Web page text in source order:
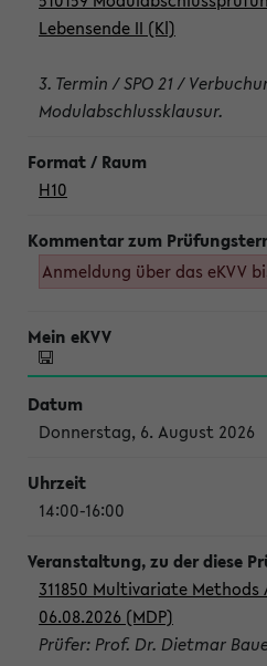
Lebensende II (Kl)
3. Termin / SPO 21 /
Modulabschlussklausur.
H10
Anmeldung über das eKVV
Donnerstag, 6. August 2026
14:00-16:00
311850 Multivariate Methods
06.08.2026 (MDP)
Prüfer: Prof. Dr. Dietmar